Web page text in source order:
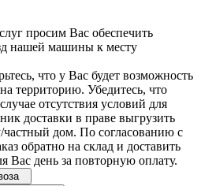
просим Вас обеспечить
нашей машины к месту
что у Вас будет возможность
территорию. Убедитесь, что
отсутствия условий для
доставки в праве выгрузить
частный дом. По согласованию с
обратно на склад и доставить
Вас день за повторную оплату.